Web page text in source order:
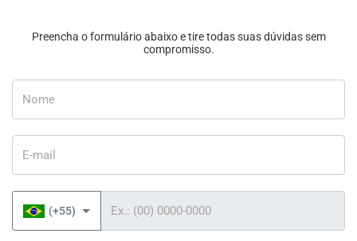
Preencha o formulário abaixo e tire todas suas dúvidas sem
compromisso.
(+55)